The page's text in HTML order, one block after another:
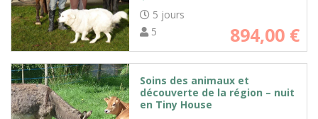
5 jours
5
894,00 €
Soins des animaux et
découverte de la région – nuit
en Tiny House